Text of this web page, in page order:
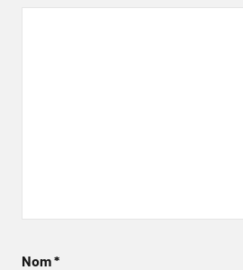
Nom*